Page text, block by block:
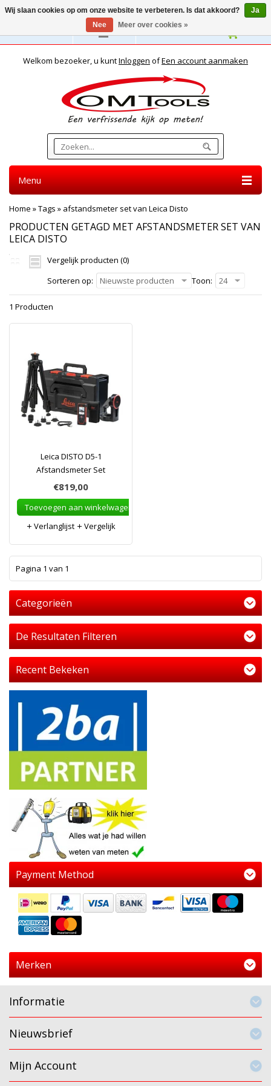
Nederlands
Welkom bezoeker, u kuntInloggen ofEen account aanmaken
Menu
Home »Tags » afstandsmeter set van Leica Disto
PRODUCTEN GETAGD MET AFSTANDSMETER SET VAN
LEICA DISTO
Vergelijk producten (0)
Sorteren op:
Nieuwste producten Toon: 24
1 Producten
Leica DISTO D5-1
Afstandsmeter Set
€819,00
Toevoegen aan winkelwagen
Verlanglijst
Vergelijk
Pagina 1 van 1
Categorieën
De Resultaten Filteren
Recent Bekeken
Payment Method
Merken
Informatie
Nieuwsbrief
Mijn Account
Wij slaan cookies op om onze website te verbeteren. Is dat akkoord?
Ja
Nee
Meer over cookies »